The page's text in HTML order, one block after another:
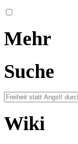
Mehr
Suche
Wiki